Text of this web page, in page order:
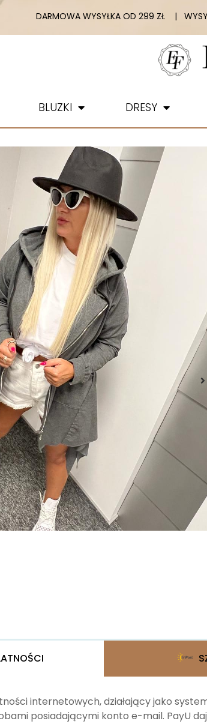
DARMOWA WYSYŁKA OD 299 ZŁ |
BLUZKI DRESY
internetowych, działający jako
posiadającymi konto e-mail. PayU